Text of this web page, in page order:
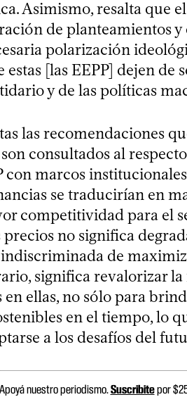
Asimismo, resalta que
de planteamientos
polarización
[las EEPP] dejen de
y de las políticas
las recomendaciones
consultados al
con marcos
se traducirían en
competitividad para el
no significa
de
significa revalorizar
en ellas, no sólo para
en el tiempo, lo
a los desafíos del
Apoyá nuestro periodismo.Suscribitepor